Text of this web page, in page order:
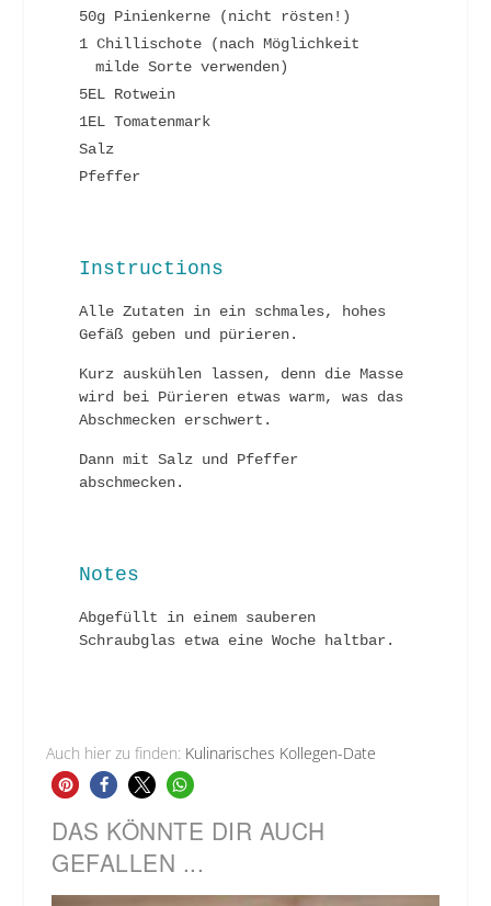
50g Pinienkerne (nicht rösten!)
1 Chillischote (nach Möglichkeit
milde Sorte verwenden)
5EL Rotwein
1EL Tomatenmark
Salz
Pfeffer
Instructions
Alle Zutaten in ein schmales, hohes
Gefäß geben und pürieren.
Kurz auskühlen lassen, denn die Masse
wird bei Pürieren etwas warm, was das
Abschmecken erschwert.
Dann mit Salz und Pfeffer
abschmecken.
Notes
Abgefüllt in einem sauberen
Schraubglas etwa eine Woche haltbar.
Auch hier zu finden: Kulinarisches Kollegen-Date
DAS KÖNNTE DIR AUCH
GEFALLEN ...